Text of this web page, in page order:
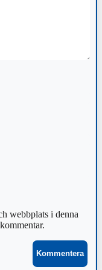
webbplats i denna